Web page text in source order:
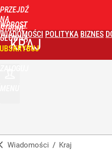
PRZEJDŹ
NA
STRONĘ
GŁÓWNĄ
WPROST
WIADOMOŚCI POLITYKA BIZNES
KRAJ
Wiadomości / Kraj